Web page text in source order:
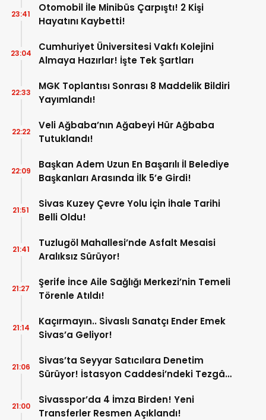
Otomobil İle Minibüs Çarpıştı! 2 Kişi
Hayatını Kaybetti!
23:41
Cumhuriyet Üniversitesi Vakfı Kolejini
Almaya Hazırlar! İşte Tek Şartları
23:04
MGK Toplantısı Sonrası 8 Maddelik Bildiri
Yayımlandı!
22:33
Veli Ağbaba’nın Ağabeyi Hür Ağbaba
Tutuklandı!
22:22
Başkan Adem Uzun En Başarılı İl Belediye
Başkanları Arasında İlk 5’e Girdi!
22:09
Sivas Kuzey Çevre Yolu İçin İhale Tarihi
Belli Oldu!
21:51
Tuzlugöl Mahallesi’nde Asfalt Mesaisi
Aralıksız Sürüyor!
21:41
Şerife İnce Aile Sağlığı Merkezi’nin Temeli
Törenle Atıldı!
21:27
Kaçırmayın.. Sivaslı Sanatçı Ender Emek
Sivas’a Geliyor!
21:14
Sivas’ta Seyyar Satıcılara Denetim
Sürüyor! İstasyon Caddesi’ndeki Tezgâh
21:06
Sivasspor’da 4 İmza Birden! Yeni
Transferler Resmen Açıklandı!
21:00